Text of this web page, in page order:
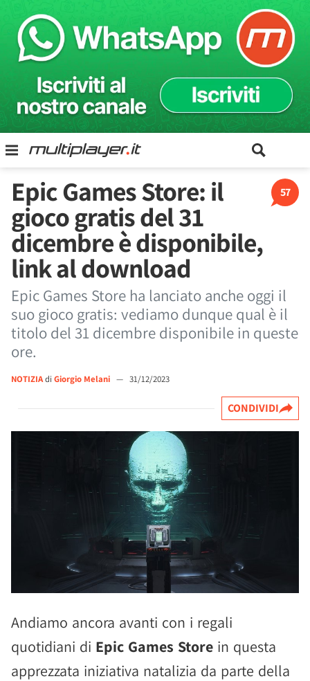
57
Epic Games Store: il
gioco gratis del 31
dicembre è disponibile,
link al download
Epic Games Store ha lanciato anche oggi il
suo gioco gratis: vediamo dunque qual è il
titolo del 31 dicembre disponibile in queste
ore.
NOTIZIAdi Giorgio Melani — 31/12/2023
CONDIVIDI
Andiamo ancora avanti con i regali
quotidiani di Epic Games Store in questa
apprezzata iniziativa natalizia da parte della